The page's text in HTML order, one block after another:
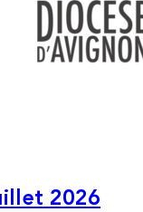
2026